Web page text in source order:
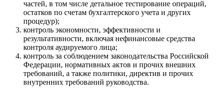
частей, в том числе детальное тестирование операций,
остатков по счетам бухгалтерского учета и других
процедур);
контроль экономности, эффективности и
результативности, включая нефинансовые средства
контроля аудируемого лица;
контроль за соблюдением законодательства Российской
Федерации, нормативных актов и прочих внешних
требований, а также политики, директив и прочих
внутренних требований руководства.